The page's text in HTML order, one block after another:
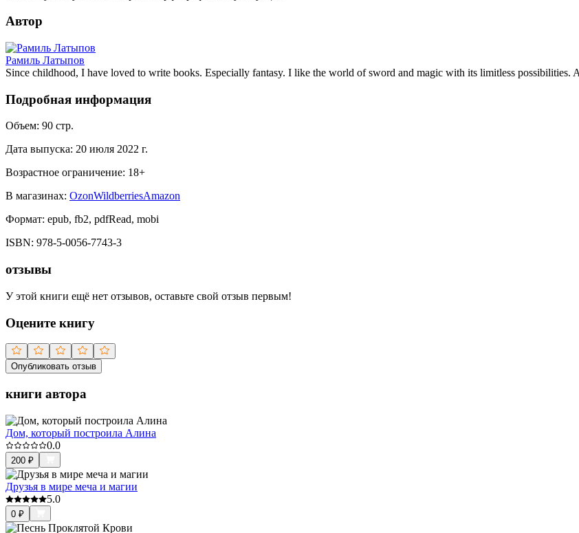
Автор
Рамиль Латыпов
Since childhood, I have loved to write books. Especially fantasy. I like the world of sword and magic with its limitless possibilities.
Подробная информация
Объем: 90 стр.
Дата выпуска: 20 июля 2022 г.
Возрастное ограничение: 18+
В магазинах: OzonWildberriesAmazon
Формат: epub, fb2, pdfRead, mobi
ISBN: 978-5-0056-7743-3
отзывы
У этой книги ещё нет отзывов, оставьте свой отзыв первым!
Оцените книгу
Опубликовать отзыв
книги автора
Дом, который построила Алина
0.0
200 ₽
Друзья в мире меча и магии
5.0
0 ₽